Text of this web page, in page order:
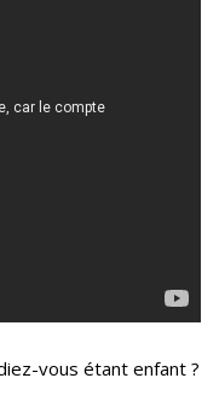
vous étant enfant ?